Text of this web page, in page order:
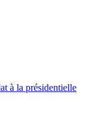
à la présidentielle